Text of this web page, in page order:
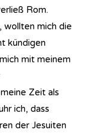
Rom.
wollten mich die
kündigen
mit meinem
Zeit als
ich, dass
der Jesuiten